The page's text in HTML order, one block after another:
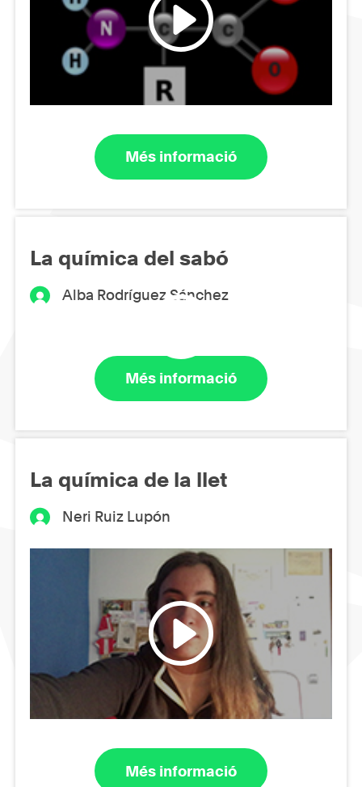
Més informació
La química del sabó
Alba Rodríguez Sánchez
Més informació
La química de la llet
Neri Ruiz Lupón
Més informació